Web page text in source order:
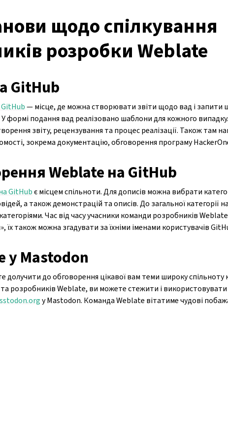
щодо спілкування
розробки Weblate
GitHub
— місце, де можна створювати звіти щодо вад і запити
формі подання вад реалізовано шаблони для кожного
звіту, рецензування та процес реалізації. Також там
зокрема документацію, обговорення програму
Weblate на GitHub
GitHubє місцем спільноти. Для дописів можна вибрати
а також демонстрацій та описів. До загальної категорії
Час від часу учасники команди розробників
їх також можна згадувати за їхніми іменами користувачів
у Mastodon
долучити до обговорення цікавої вам теми широку спільноту
розробників Weblate, ви можете стежити і використовувати
у Mastodon. Команда Weblate вітатиме чудові